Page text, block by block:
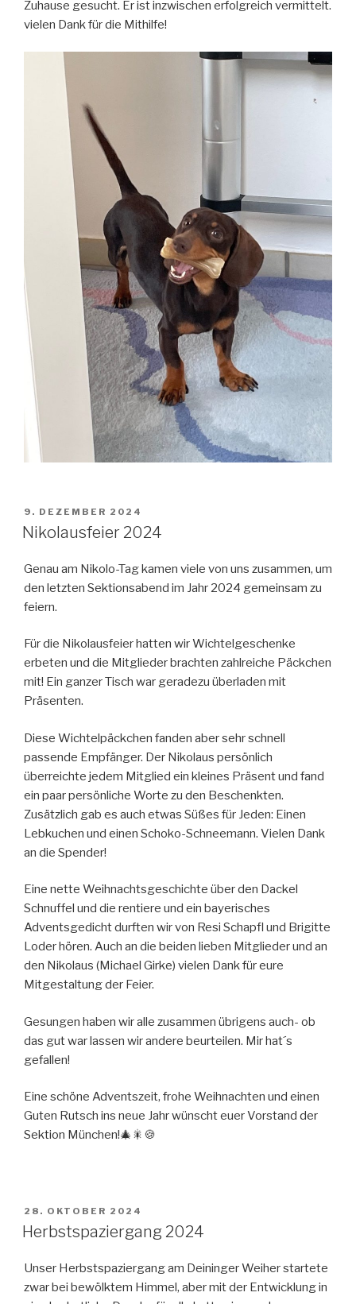
Zuhause gesucht. Er ist inzwischen erfolgreich vermittelt.
vielen Dank für die Mithilfe!
VERÖFFENTLICHT
AM
9. DEZEMBER 2024
Nikolausfeier 2024
Genau am Nikolo-Tag kamen viele von uns zusammen, um
den letzten Sektionsabend im Jahr 2024 gemeinsam zu
feiern.
Für die Nikolausfeier hatten wir Wichtelgeschenke
erbeten und die Mitglieder brachten zahlreiche Päckchen
mit! Ein ganzer Tisch war geradezu überladen mit
Präsenten.
Diese Wichtelpäckchen fanden aber sehr schnell
passende Empfänger. Der Nikolaus persönlich
überreichte jedem Mitglied ein kleines Präsent und fand
ein paar persönliche Worte zu den Beschenkten.
Zusätzlich gab es auch etwas Süßes für Jeden: Einen
Lebkuchen und einen Schoko-Schneemann. Vielen Dank
an die Spender!
Eine nette Weihnachtsgeschichte über den Dackel
Schnuffel und die rentiere und ein bayerisches
Adventsgedicht durften wir von Resi Schapfl und Brigitte
Loder hören. Auch an die beiden lieben Mitglieder und an
den Nikolaus (Michael Girke) vielen Dank für eure
Mitgestaltung der Feier.
Gesungen haben wir alle zusammen übrigens auch- ob
das gut war lassen wir andere beurteilen. Mir hat´s
gefallen!
Eine schöne Adventszeit, frohe Weihnachten und einen
Guten Rutsch ins neue Jahr wünscht euer Vorstand der
Sektion München!🎄🎇🍪
VERÖFFENTLICHT
AM
28. OKTOBER 2024
Herbstspaziergang 2024
Unser Herbstspaziergang am Deininger Weiher startete
zwar bei bewölktem Himmel, aber mit der Entwicklung in